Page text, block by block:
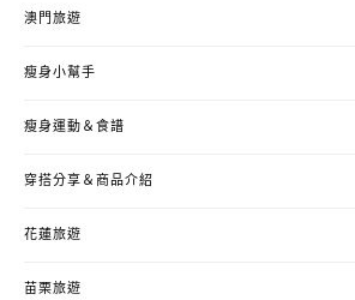
澳門旅遊
瘦身小幫手
瘦身運動＆食譜
穿搭分享＆商品介紹
花蓮旅遊
苗栗旅遊